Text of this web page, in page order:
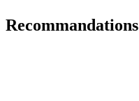
Recommandations